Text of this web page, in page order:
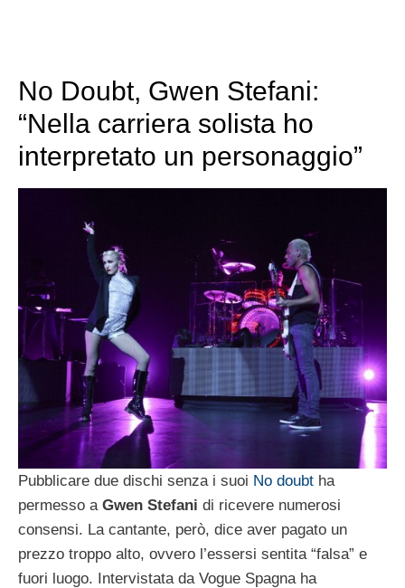
No Doubt, Gwen Stefani:
“Nella carriera solista ho
interpretato un personaggio”
Pubblicare due dischi senza i suoi No doubt ha
permesso a Gwen Stefani di ricevere numerosi
consensi. La cantante, però, dice aver pagato un
prezzo troppo alto, ovvero l’essersi sentita “falsa” e
fuori luogo. Intervistata da Vogue Spagna ha